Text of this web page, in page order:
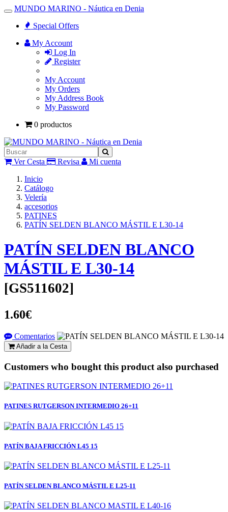
Toggle
Navigation
MUNDO MARINO - Náutica en Denia
Special Offers
My Account
Log In
Register
My Account
My Orders
My Address Book
My Password
0 productos
Ver Cesta Revisa
Mi cuenta
Inicio
Catálogo
Velería
accesorios
PATINES
PATÍN SELDEN BLANCO MÁSTIL E L30-14
PATÍN SELDEN BLANCO
MÁSTIL E L30-14
[GS511602]
1.60€
Comentarios
Añadir a la Cesta
Customers who bought this product also purchased
PATINES RUTGERSON INTERMEDIO 26+11
PATÍN BAJA FRICCIÓN L45 15
PATÍN SELDEN BLANCO MÁSTIL E L25-11